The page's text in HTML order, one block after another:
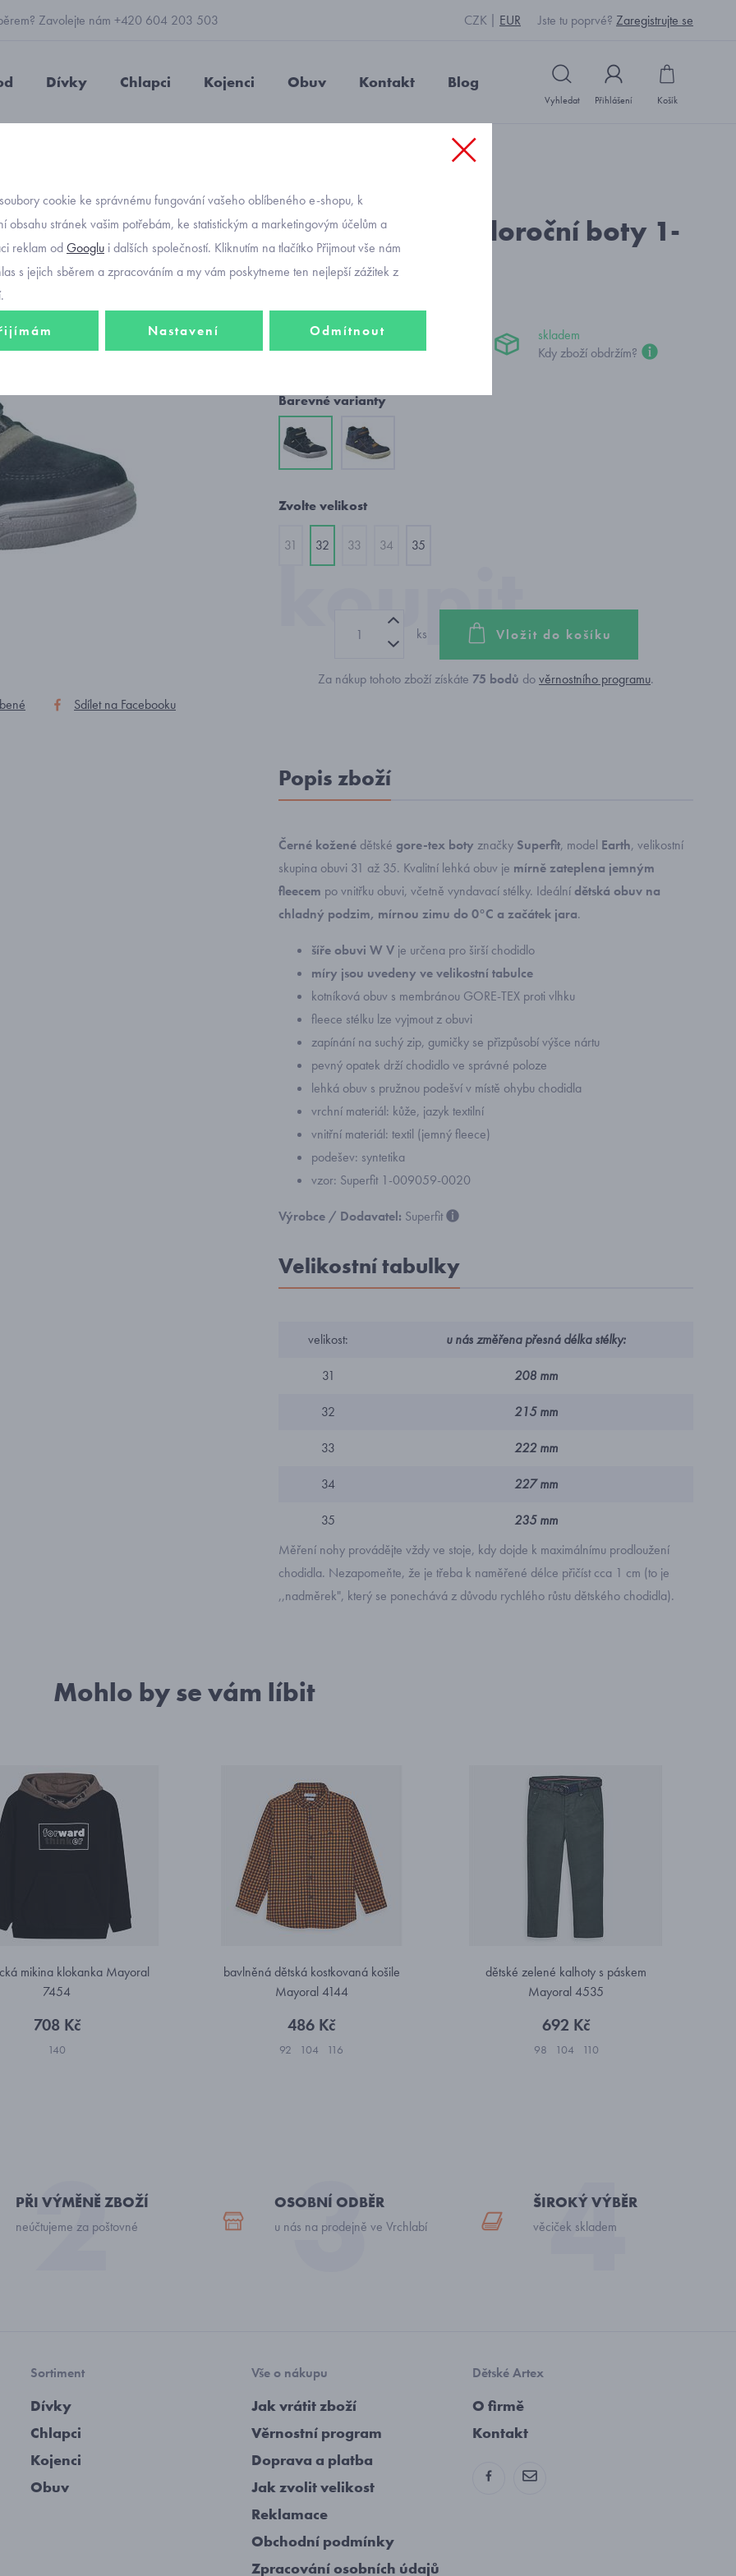
Zavolejte nám +420 604 203 503 CZK EUR Jste tu poprvé? Zaregistrujte se
Dívky Chlapci Kojenci Obuv Kontakt Blog
Vyhledat Přihlášení Košík
-30%
Sdílet na Facebooku
Objednávací kód: P2372_černá
Superfit Earth celoroční boty 1-
009059-0020
2 136 Kč
1 495 Kč
skladem
Kdy zboží obdržím?
Barevné varianty
Zvolte velikost
31 32 33 34 35
ks Vložit do košíku
Za nákup tohoto zboží získáte 75 bodů dověrnostního programu.
Popis zboží
Černé kožené dětské gore-tex boty značky Superfit, model Earth, velikostní
skupina obuvi 31 až 35. Kvalitní lehká obuv je mírně zateplena jemným
fleecem po vnitřku obuvi, včetně vyndavací stélky. Ideálnídětská obuv na
chladný podzim, mírnou zimu do 0°C a začátek jara.
šíře obuvi W V je určena pro širší chodidlo
míry jsou uvedeny ve velikostní tabulce
kotníková obuv s membránou GORE-TEX proti vlhku
fleece stélku lze vyjmout z obuvi
zapínání na suchý zip, gumičky se přizpůsobí výšce nártu
pevný opatek drží chodidlo ve správné poloze
lehká obuv s pružnou podešví v místě ohybu chodidla
vrchní materiál: kůže, jazyk textilní
vnitřní materiál: textil (jemný fleece)
podešev: syntetika
vzor: Superfit 1-009059-0020
Výrobce / Dodavatel: Superfit
Velikostní tabulky
velikost: u nás změřena přesná délka stélky:
31 208 mm
32 215 mm
33 222 mm
34 227 mm
35
235 mm
Měření nohy provádějte vždy ve stoje, kdy dojde k maximálnímu prodloužení
chodidla. Nezapomeňte, že je třeba k naměřené délce přičíst cca 1 cm (to je
,,nadměrek", který se ponechává z důvodu rychlého růstu dětského chodidla).
Mohlo by se vám líbit
mikina klokanka Mayoral
7454
708 Kč
140
bavlněná dětská kostkovaná košile
Mayoral 4144
486 Kč
92 104 116
dětské zelené kalhoty s páskem
Mayoral 4535
692 Kč
98 104 110
PŘI VÝMĚNĚ ZBOŽÍ
neúčtujeme za poštovné
OSOBNÍ ODBĚR
u nás na prodejně ve Vrchlabí
ŠIROKÝ VÝBĚR
věciček skladem
Sortiment
Dívky
Chlapci
Kojenci
Obuv
Vše o nákupu
Jak vrátit zboží
Věrnostní program
Doprava a platba
Jak zvolit velikost
Reklamace
Obchodní podmínky
Zpracování osobních údajů
Dětské Artex
O firmě
Kontakt
cookie ke správnému fungování vašeho oblíbeného e-shopu, k
obsahu stránek vašim potřebám, ke statistickým a marketingovým účelům a
reklam odGooglu i dalších společností. Kliknutím na tlačítko Přijmout vše nám
s jejich sběrem a zpracováním a my vám poskytneme ten nejlepší zážitek z
Nastavení Odmítnout